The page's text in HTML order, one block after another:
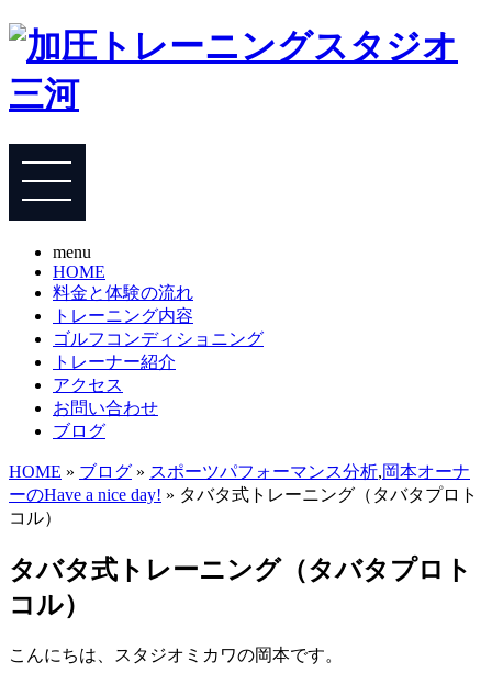
menu
HOME
料金と体験の流れ
トレーニング内容
ゴルフコンディショニング
トレーナー紹介
アクセス
お問い合わせ
ブログ
HOME » ブログ » スポーツパフォーマンス分析,岡本オーナ
ーのHave a nice day! » タバタ式トレーニング（タバタプロト
コル）
タバタ式トレーニング（タバタプロト
コル）
こんにちは、スタジオミカワの岡本です。